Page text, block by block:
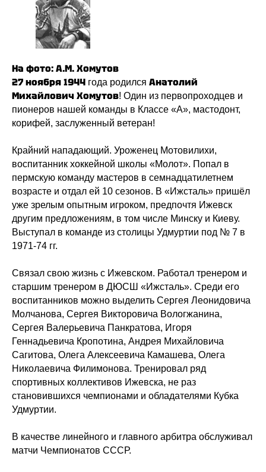
На фото: А.М. Хомутов
27 ноября 1944 года родился Анатолий
Михайлович Хомутов! Один из первопроходцев и
пионеров нашей команды в Классе «А», мастодонт,
корифей, заслуженный ветеран!
Крайний нападающий. Уроженец Мотовилихи,
воспитанник хоккейной школы «Молот». Попал в
пермскую команду мастеров в семнадцатилетнем
возрасте и отдал ей 10 сезонов. В «Ижсталь» пришёл
уже зрелым опытным игроком, предпочтя Ижевск
другим предложениям, в том числе Минску и Киеву.
Выступал в команде из столицы Удмуртии под № 7 в
1971-74 гг.
Связал свою жизнь с Ижевском. Работал тренером и
старшим тренером в ДЮСШ «Ижсталь». Среди его
воспитанников можно выделить Сергея Леонидовича
Молчанова, Сергея Викторовича Вологжанина,
Сергея Валерьевича Панкратова, Игоря
Геннадьевича Кропотина, Андрея Михайловича
Сагитова, Олега Алексеевича Камашева, Олега
Николаевича Филимонова. Тренировал ряд
спортивных коллективов Ижевска, не раз
становившихся чемпионами и обладателями Кубка
Удмуртии.
В качестве линейного и главного арбитра обслуживал
матчи Чемпионатов СССР.
ВКонтакте
ВХЛ
Магазин
Фан-зона
Акции для
болельщиков
Политика конфиденциальности
Публичная оферта
Правила возврата и обмена товара
ООО «ХК «Ижсталь»
г. Ижевск, ул. Свободы, д. 82а
izhstal@mail.ru